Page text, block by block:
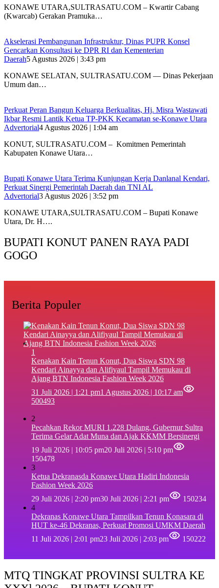
KONAWE UTARA,SULTRASATU.COM – Kwartir Cabang
(Kwarcab) Gerakan Pramuka…
Akselerasi Pembangunan Infrastruktur, Dinas PUPR Konsel
Gencarkan Konsultasi ke DPR RI dan Kementerian
Daerah5 Agustus 2026 | 3:43 pm
KONAWE SELATAN, SULTRASATU.COM — Dinas Pekerjaan
Umum dan…
‎Perkuat Peran Bangun Keluarga Berkualitas, Hj. Misra Wastawati
Ikbar Resmi Lantik Ketua TP-PKK Kecamatan se-Konawe Utara
Advertorial4 Agustus 2026 | 1:04 am
‎KONUT, SULTRASATU.COM – Komitmen Pemerintah
Kabupaten Konawe Utara…
Bupati Konawe Utara Terima Kunjungan Kerja Danlanal Kendari,
Perkuat Sinergi Pemerintah Daerah dan TNI AL
Advertorial3 Agustus 2026 | 3:52 pm
‎KONAWE UTARA,SULTRASATU.COM – Bupati Konawe
Utara, Dr. H….
BUPATI KONUT PANEN RAYA PADI
GOGO
Berita Populer
1
‎Kenakan Kain Tenun Konut, Dua Siswa SDN 98
Kendari Ainayya dan Alifiyaul Tampil Memukau di
Ajang BTN Indonesia Fashion Week 2026
31 Juli 2026 | 1:21 pm1 Agustus 2026 | 10:17 am
500493
2
Pecahkan Rekor MURI 1.228 Dulang, Gubernur Sultra
Terima Gelar Adat Muna dan Ajak KKMM Bersinergi
19 Juli 2026 | 10:05 pm20 Juli 2026 | 5:10 pm
150478
3
Ketua Dekranasda Konawe Utara Hadiri Indonesia
Fashion Week 2026
29 Juli 2026 | 2:20 pm30 Juli 2026 | 2:21 pm
150234
4
Dekranas Konawe Utara Tampilkan Tenun Konasara di
HUT ke-46 Dekranas, Perkuat Promosi UMKM Daerah
11 Juli 2026 | 2:01 pm23 Juli 2026 | 2:03 pm 150222
MTQ TINGKAT PROVINSI SULTRA KE